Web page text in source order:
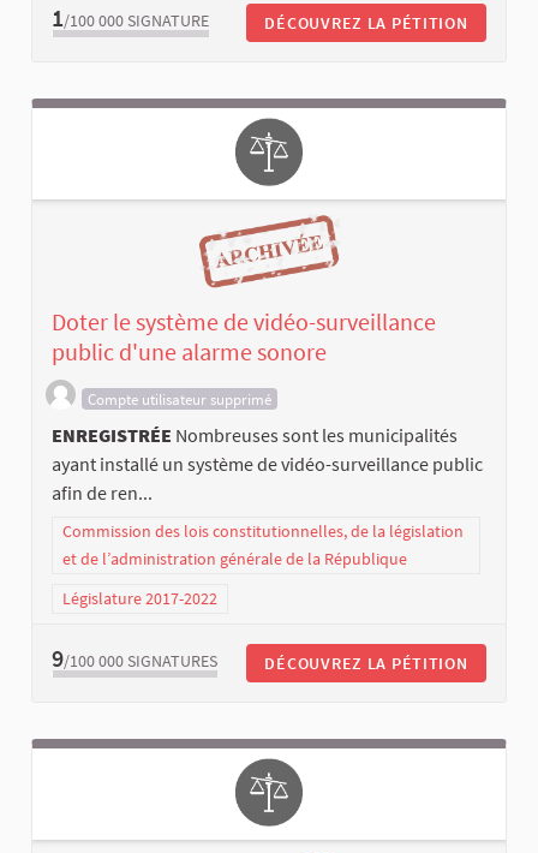
1/100 000 SIGNATURE DÉCOUVREZ LA PÉTITION
Doter le système de vidéo-surveillance
public d'une alarme sonore
Compte utilisateur supprimé
ENREGISTRÉE Nombreuses sont les municipalités
ayant installé un système de vidéo-surveillance public
afin de ren...
Commission des lois constitutionnelles, de la législation
et de l’administration générale de la République
Législature 2017-2022
9/100 000 SIGNATURES DÉCOUVREZ LA PÉTITION